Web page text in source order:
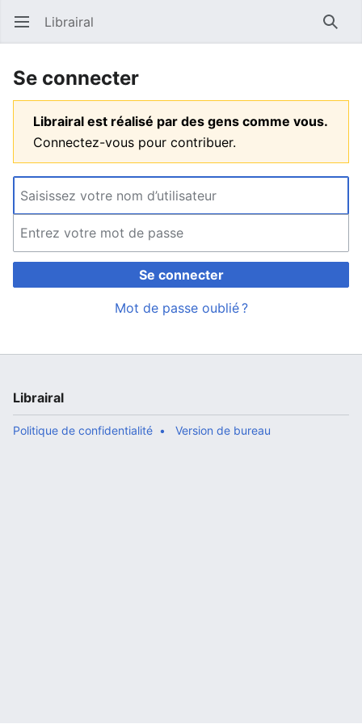
Ouvrir le menu principal Librairal
Se connecter
Librairal est réalisé par des gens comme vous.
Connectez-vous pour contribuer.
Se connecter
Mot de passe oublié ?
Librairal
Politique de confidentialité Version de bureau